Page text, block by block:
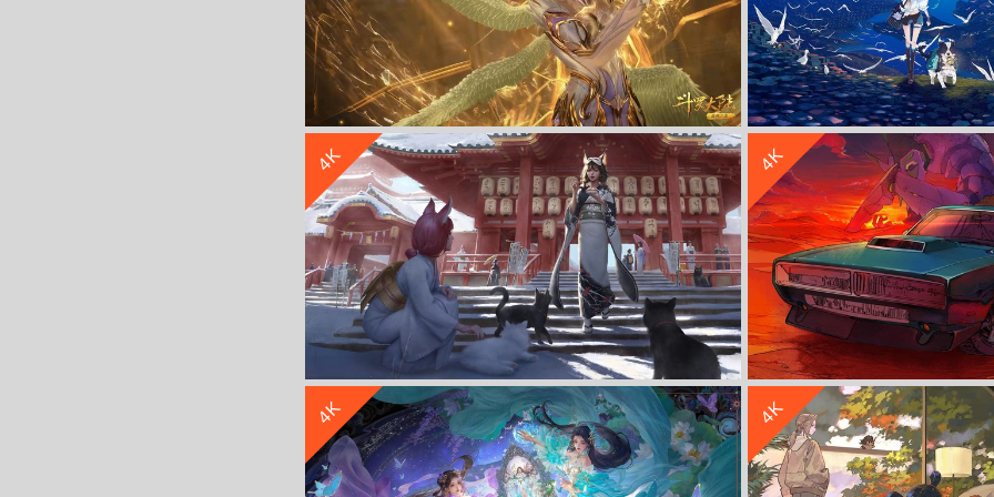
斗罗大陆 千仞雪 动漫 高清4k电脑壁纸 4k手机壁纸 初音未来 小狗 鸟儿 海鸥 大海
4K
和服 女孩 猫 阳光 阶梯 面具 兽耳 雪 4K高清动漫壁纸
立 即 下 载
收 藏
4K
女生 车子 晚霞 大型机器
4K
立 即 下 载
收 藏
4K